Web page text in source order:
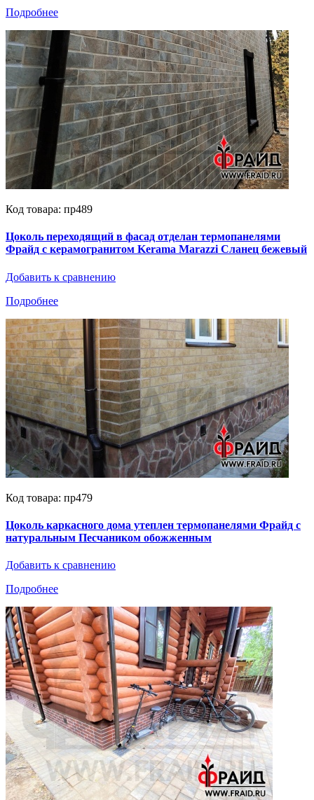
Подробнее
Код товара: пр489
Цоколь переходящий в фасад отделан термопанелями
Фрайд с керамогранитом Kerama Marazzi Сланец бежевый
Добавить к сравнению
Подробнее
Код товара: пр479
Цоколь каркасного дома утеплен термопанелями Фрайд с
натуральным Песчаником обожженным
Добавить к сравнению
Подробнее